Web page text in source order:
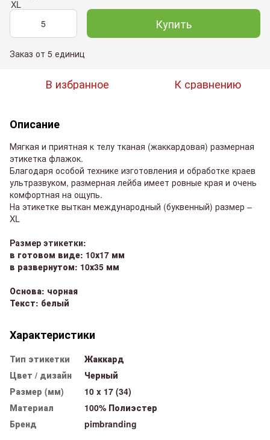
Купить
Заказ от 5 единиц
В избранное К сравнению
Описание
Мягкая и приятная к телу тканая (жаккардовая) размерная
этикетка флажок.
Благодаря особой технике изготовления и обработке краев
ультразвуком, размерная лейба имеет ровные края и очень
комфортная на ощупь.
На этикетке выткан международный (буквенный) размер –
XL
Размер этикетки:
в готовом виде: 10х17 мм
в развернутом: 10х35 мм
Основа: чорная
Текст: белый
Характеристики
Тип этикетки
Жаккард
Цвет / дизайн
Черный
Размер (мм)
10 x 17 (34)
Материал
100% Полиэстер
Бренд
pimbranding